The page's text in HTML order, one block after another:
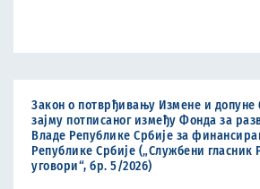
Закон о потврђивању Измене и допуне
зајму потписаног између Фонда за
Владе Републике Србије за
Републике Србије („Службени гласник
уговори“, бр. 5/2026)